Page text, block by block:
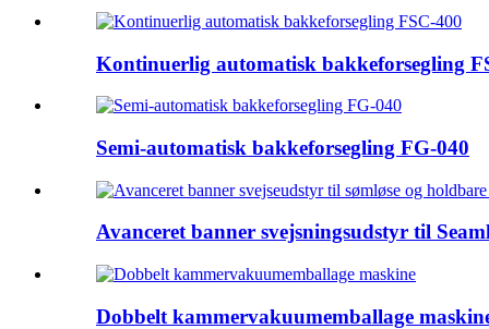
Kontinuerlig automatisk bakkeforsegling
Semi-automatisk bakkeforsegling FG-040
Avanceret banner svejsningsudstyr til
Dobbelt kammervakuumemballage